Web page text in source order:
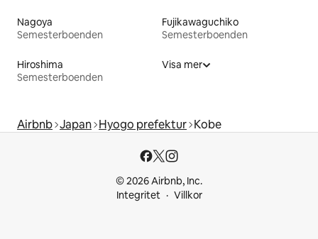
Nagoya
Semesterboenden
Fujikawaguchiko
Semesterboenden
Hiroshima
Semesterboenden
Visa mer
Airbnb Japan Hyogo prefektur Kobe
© 2026 Airbnb, Inc.
Integritet
Villkor